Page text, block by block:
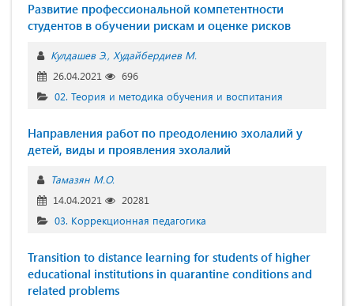
Развитие профессиональной компетентности
студентов в обучении рискам и оценке рисков
Кулдашев Э. Худайбердиев M.
26.04.2021
696
02. Теория и методика обучения и воспитания
Направления работ по преодолению эхолалий у
детей, виды и проявления эхолалий
Тамазян М.О.
14.04.2021
20281
03. Коррекционная педагогика
Transition to distance learning for students of higher
educational institutions in quarantine conditions and
related problems